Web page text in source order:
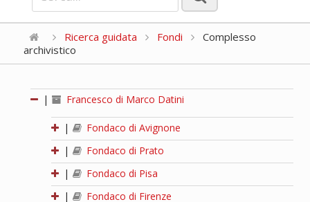
Ricerca guidata Fondi
Complesso
archivistico
| Francesco di Marco Datini
|
Fondaco di Avignone
|
Fondaco di Prato
|
Fondaco di Pisa
|
Fondaco di Firenze